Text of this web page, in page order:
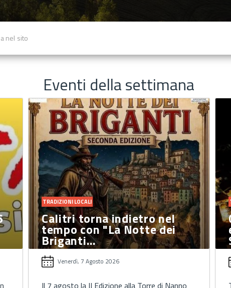
Eventi della settimana
TRADIZIONI LOCALI
Candida celebra la XX
edizione di "Storia, Luoghi,
Sapori e…
Venerdì, 7 Agosto 2026
Tre giorni di cultura popolare, arte e